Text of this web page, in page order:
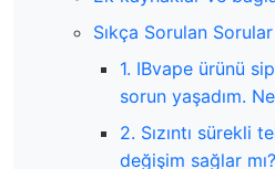
Sıkça Sorulan
1. IBvape ürünü
sorun yaşadım.
2. Sızıntı sürekli
değişim sağlar mı?